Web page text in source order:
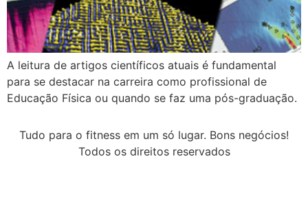
A leitura de artigos científicos atuais é fundamental
para se destacar na carreira como profissional de
Educação Física ou quando se faz uma pós-graduação.
Tudo para o fitness em um só lugar. Bons negócios!
Todos os direitos reservados